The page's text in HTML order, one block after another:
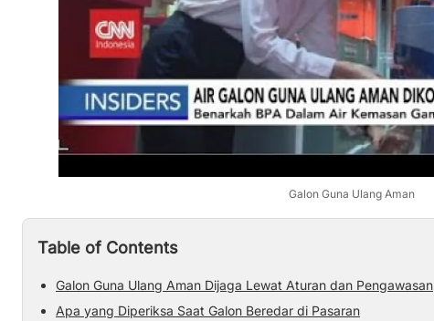
Galon Guna Ulang Aman
Table of Contents
Galon Guna Ulang Aman Dijaga Lewat Aturan dan Pengawasan
Apa yang Diperiksa Saat Galon Beredar di Pasaran